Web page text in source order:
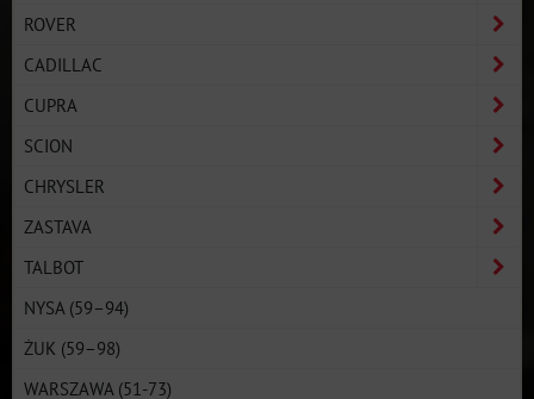
ROVER
CADILLAC
CUPRA
SCION
CHRYSLER
ZASTAVA
TALBOT
NYSA (59–94)
ŻUK (59–98)
WARSZAWA (51-73)